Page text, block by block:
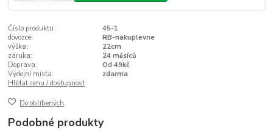
Číslo produktu:
45-1
dovozce:
RB-nakuplevne
výška:
22cm
záruka:
24 měsíců
Doprava:
Od 49kč
Výdejní místa:
zdarma
Hlídat cenu / dostupnost
Do oblíbených
Podobné produkty